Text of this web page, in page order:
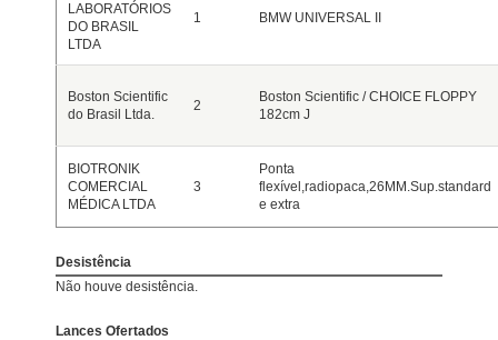
LABORATÓRIOS
DO BRASIL
LTDA
1 BMW UNIVERSAL II
Boston Scientific
do Brasil Ltda.
2
Boston Scientific / CHOICE FLOPPY
182cm J
BIOTRONIK
COMERCIAL
MÉDICA LTDA
3
Ponta
flexível,radiopaca,26MM.Sup.standard
e extra
Desistência
Não houve desistência.
Lances Ofertados